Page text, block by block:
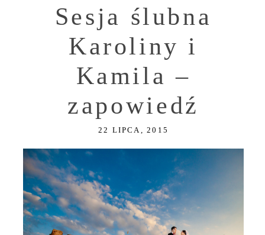
Sesja ślubna
Karoliny i
Kamila –
zapowiedź
22 LIPCA, 2015